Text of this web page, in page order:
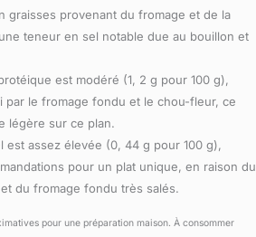
graisses provenant du fromage et de la
teneur en sel notable due au bouillon et
est modéré (1, 2 g pour 100 g),
par le fromage fondu et le chou-fleur, ce
légère sur ce plan.
est assez élevée (0, 44 g pour 100 g),
pour un plat unique, en raison du
du fromage fondu très salés.
pour une préparation maison. À consommer